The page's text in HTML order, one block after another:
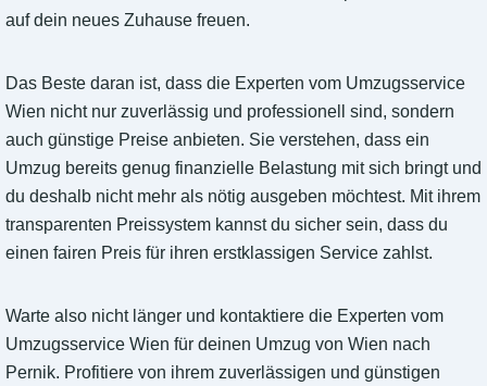
auf dein neues Zuhause freuen.
Das Beste daran ist, dass die Experten vom Umzugsservice
Wien nicht nur zuverlässig und professionell sind, sondern
auch günstige Preise anbieten. Sie verstehen, dass ein
Umzug bereits genug finanzielle Belastung mit sich bringt und
du deshalb nicht mehr als nötig ausgeben möchtest. Mit ihrem
transparenten Preissystem kannst du sicher sein, dass du
einen fairen Preis für ihren erstklassigen Service zahlst.
Warte also nicht länger und kontaktiere die Experten vom
Umzugsservice Wien für deinen Umzug von Wien nach
Pernik. Profitiere von ihrem zuverlässigen und günstigen